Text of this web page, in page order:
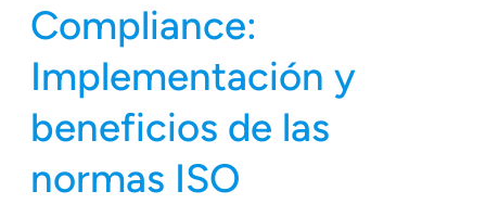
Compliance:
Implementación y
beneficios de las
normas ISO